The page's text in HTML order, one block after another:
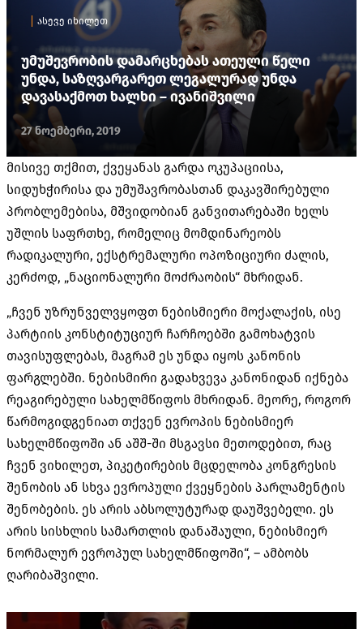
ასევე იხილეთ
უმუშევრობის დამარცხებას ათეული წელი
უნდა, საზღვარგარეთ ლეგალურად უნდა
დავასაქმოთ ხალხი – ივანიშვილი
27 ნოემბერი, 2019
მისივე თქმით, ქვეყანას გარდა ოკუპაციისა,
სიდუხჭირისა და უმუშავრობასთან დაკავშირებული
პრობლემებისა, მშვიდობიან განვითარებაში ხელს
უშლის საფრთხე, რომელიც მომდინარეობს
რადიკალური, ექსტრემალური ოპოზიციური ძალის,
კერძოდ, „ნაციონალური მოძრაობის“ მხრიდან.
„ჩვენ უზრუნველვყოფთ ნებისმიერი მოქალაქის, ისე
პარტიის კონსტიტუციურ ჩარჩოებში გამოხატვის
თავისუფლებას, მაგრამ ეს უნდა იყოს კანონის
ფარგლებში. ნებისმირი გადახვევა კანონიდან იქნება
რეაგირებული სახელმწიფოს მხრიდან. მეორე, როგორ
წარმოგიდგენიათ თქვენ ევროპის ნებისმიერ
სახელმწიფოში ან აშშ-ში მსგავსი მეთოდებით, რაც
ჩვენ ვიხილეთ, პიკეტირების მცდელობა კონგრესის
შენობის ან სხვა ევროპული ქვეყნების პარლამენტის
შენობების. ეს არის აბსოლუტურად დაუშვებელი. ეს
არის სისხლის სამართლის დანაშაული, ნებისმიერ
ნორმალურ ევროპულ სახელმწიფოში“, – ამბობს
ღარიბაშვილი.